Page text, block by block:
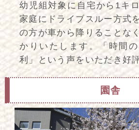
幼児組対象に自宅から1キ
家庭にドライブスルー方式
の方が車から降りることな
かりいたします。「時間
利」という声をいただき好
園舎